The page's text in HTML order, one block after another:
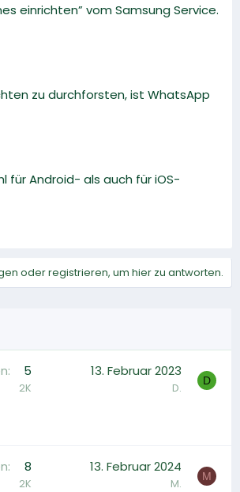
einrichten” vom Samsung Service.
zu durchforsten, ist WhatsApp
für Android- als auch für iOS-
oder registrieren, um hier zu antworten.
5
2K
13. Februar 2023
D. D
8
2K
13. Februar 2024
M. M